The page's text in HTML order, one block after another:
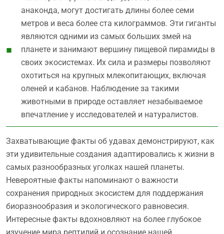
анаконда, могут достигать длины более семи
метров и веса более ста килограммов. Эти гиганты
являются одними из самых больших змей на
планете и занимают вершину пищевой пирамиды в
своих экосистемах. Их сила и размеры позволяют
охотиться на крупных млекопитающих, включая
оленей и кабанов. Наблюдение за такими
животными в природе оставляет незабываемое
впечатление у исследователей и натуралистов.
Захватывающие факты об удавах демонстрируют, как
эти удивительные создания адаптировались к жизни в
самых разнообразных уголках нашей планеты.
Невероятные факты напоминают о важности
сохранения природных экосистем для поддержания
биоразнообразия и экологического равновесия.
Интересные факты вдохновляют на более глубокое
изучение мира рептилий и осознание нашей